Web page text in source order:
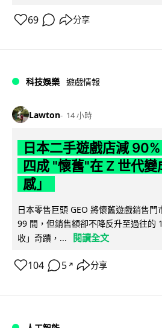
69 分享
科技娛樂 遊戲情報
Lawton 14 小時
日本二手遊戲店減
四成 "懷舊"在 Z 世代
感」
日本零售巨頭 GEO 將懷舊遊戲銷售
99 間，但銷售額卻不降反升至過往的
收」奇蹟，...
閱讀全文
104 5 ↗ 分享